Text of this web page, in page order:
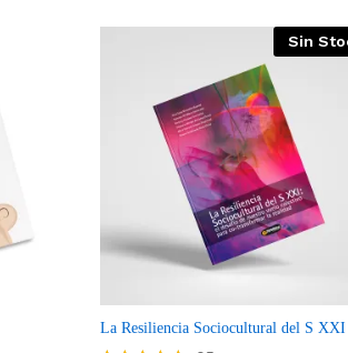
Sin
La Resiliencia Sociocultural del S XXI